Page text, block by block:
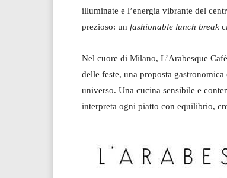
illuminate e l’energia vibrante del
prezioso: un fashionable lunch break
Nel cuore di Milano, L’Arabesque
delle feste, una proposta
universo. Una cucina sensibile e
interpreta ogni piatto con equilibrio,